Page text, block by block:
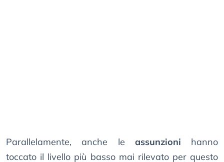
Parallelamente, anche le assunzioni hanno
toccato il livello più basso mai rilevato per questo